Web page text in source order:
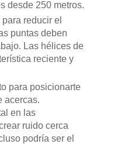
desde 250 metros.
reducir el
puntas deben
Las hélices de
reciente y
para posicionarte
acercas.
en las
ruido cerca
podría ser el